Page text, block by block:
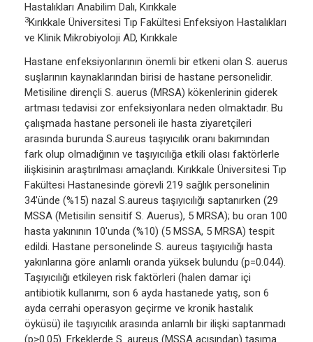
Hastalıkları Anabilim Dalı, Kırıkkale
3Kırıkkale Üniversitesi Tıp Fakültesi Enfeksiyon Hastalıkları
ve Klinik Mikrobiyoloji AD, Kırıkkale
Hastane enfeksiyonlarının önemli bir etkeni olan S. auerus
suşlarının kaynaklarından birisi de hastane personelidir.
Metisiline dirençli S. auerus (MRSA) kökenlerinin giderek
artması tedavisi zor enfeksiyonlara neden olmaktadır. Bu
çalışmada hastane personeli ile hasta ziyaretçileri
arasında burunda S.aureus taşıyıcılık oranı bakımından
fark olup olmadığının ve taşıyıcılığa etkili olası faktörlerle
ilişkisinin araştırılması amaçlandı. Kırıkkale Üniversitesi Tıp
Fakültesi Hastanesinde görevli 219 sağlık personelinin
34'ünde (%15) nazal S.aureus taşıyıcılığı saptanırken (29
MSSA (Metisilin sensitif S. Auerus), 5 MRSA); bu oran 100
hasta yakınının 10'unda (%10) (5 MSSA, 5 MRSA) tespit
edildi. Hastane personelinde S. aureus taşıyıcılığı hasta
yakınlarına göre anlamlı oranda yüksek bulundu (p=0.044).
Taşıyıcılığı etkileyen risk faktörleri (halen damar içi
antibiotik kullanımı, son 6 ayda hastanede yatış, son 6
ayda cerrahi operasyon geçirme ve kronik hastalık
öyküsü) ile taşıyıcılık arasında anlamlı bir ilişki saptanmadı
(p>0.05). Erkeklerde S. aureus (MSSA açısından) taşıma